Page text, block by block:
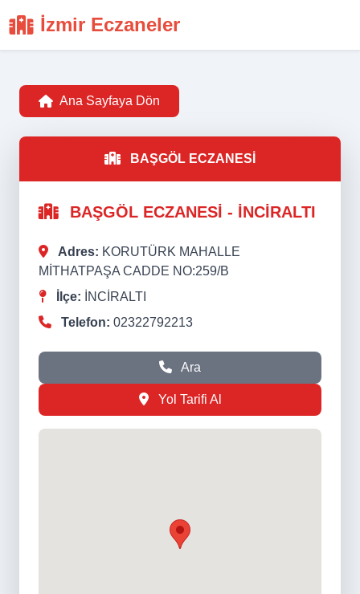
İzmir Eczaneler
Ana Sayfaya Dön
BAŞGÖL ECZANESİ
BAŞGÖL ECZANESİ - İNCİRALTI
Adres: KORUTÜRK MAHALLE
MİTHATPAŞA CADDE NO:259/B
İlçe: İNCİRALTI
Telefon: 02322792213
Ara
Yol Tarifi Al